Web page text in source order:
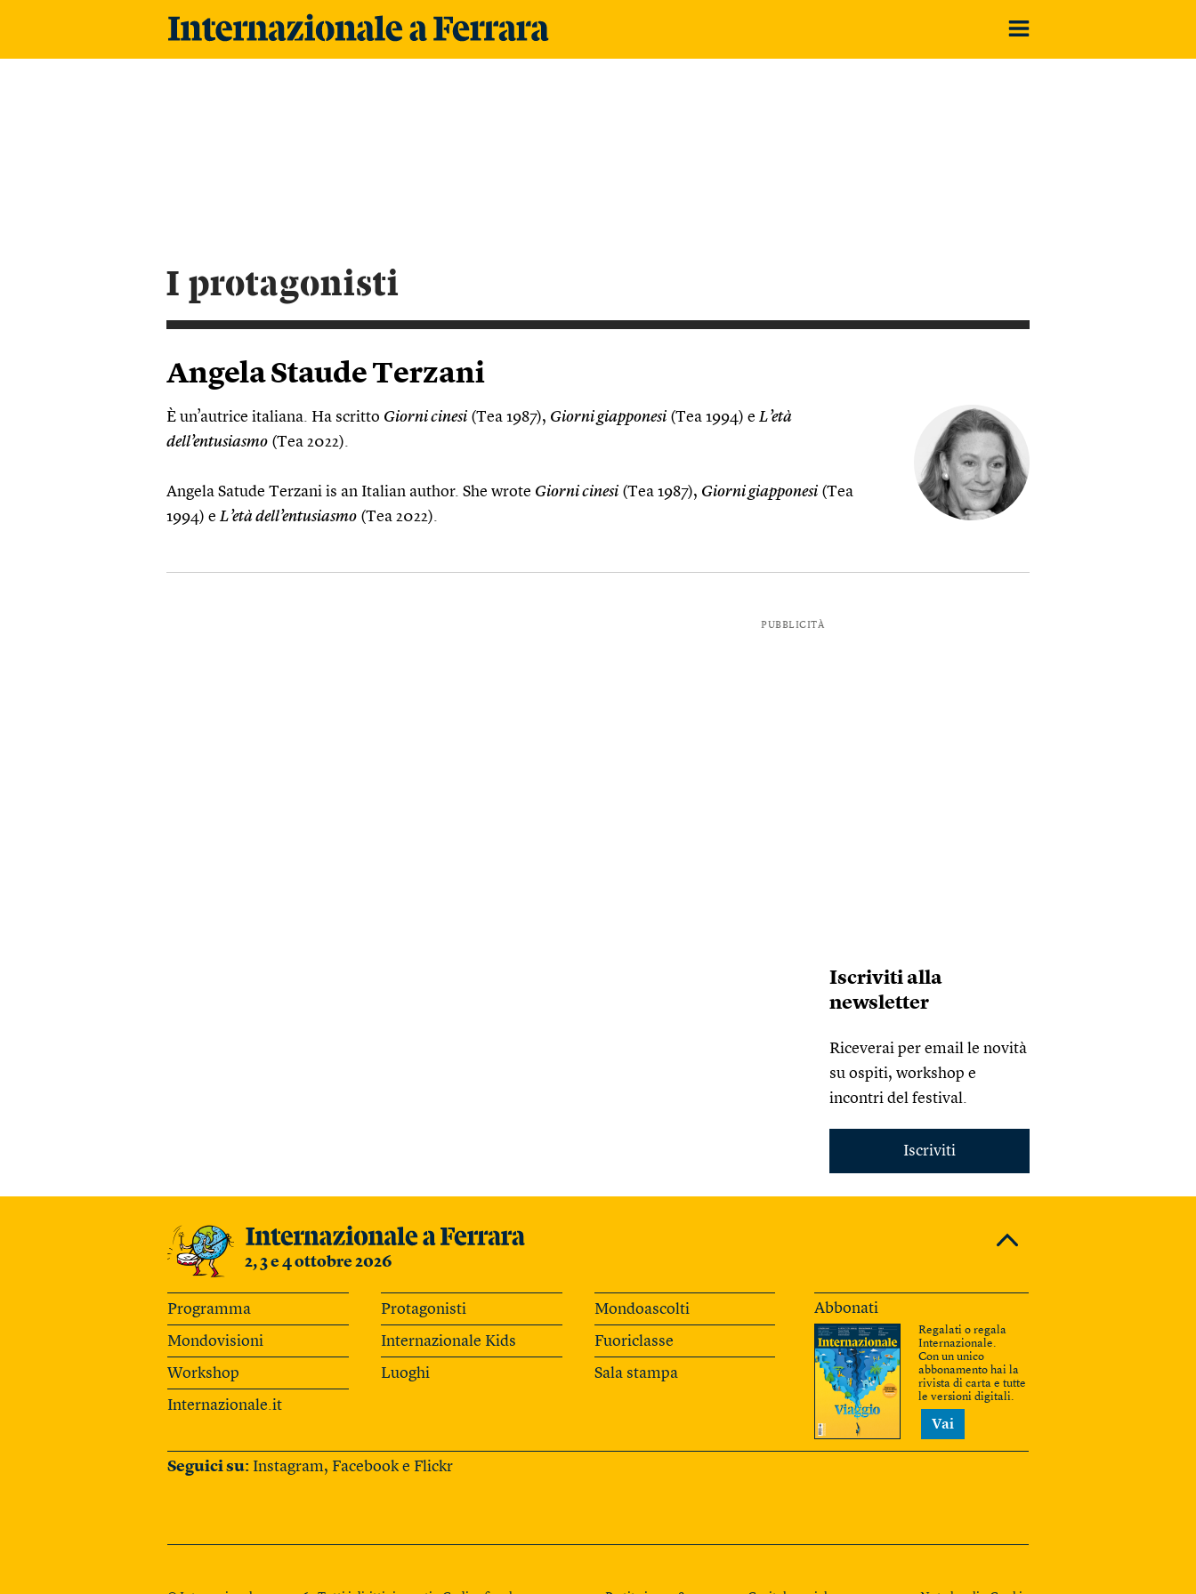
i protagonisti
Angela Staude Terzani
È un’autrice italiana. Ha scritto Giorni cinesi (Tea 1987), Giorni giapponesi (Tea 1994) e L’età
dell’entusiasmo (Tea 2022).
Angela Satude Terzani is an Italian author. She wrote Giorni cinesi (Tea 1987), Giorni giapponesi (Tea
1994) e L’età dell’entusiasmo (Tea 2022).
PUBBLICITÀ
Iscriviti alla
newsletter
Riceverai per email le novità
su ospiti, workshop e
incontri del festival.
Iscriviti
2, 3 e 4 ottobre 2026
Programma Protagonisti
Mondoascolti
Mondovisioni
Internazionale Kids
Fuoriclasse
Workshop
Luoghi
Sala stampa
Internazionale.it
Abbonati
Regalati o regala
Internazionale.
Con un unico
abbonamento hai la
rivista di carta e tutte
le versioni digitali.
Vai
Seguici su: Instagram, Facebook e Flickr